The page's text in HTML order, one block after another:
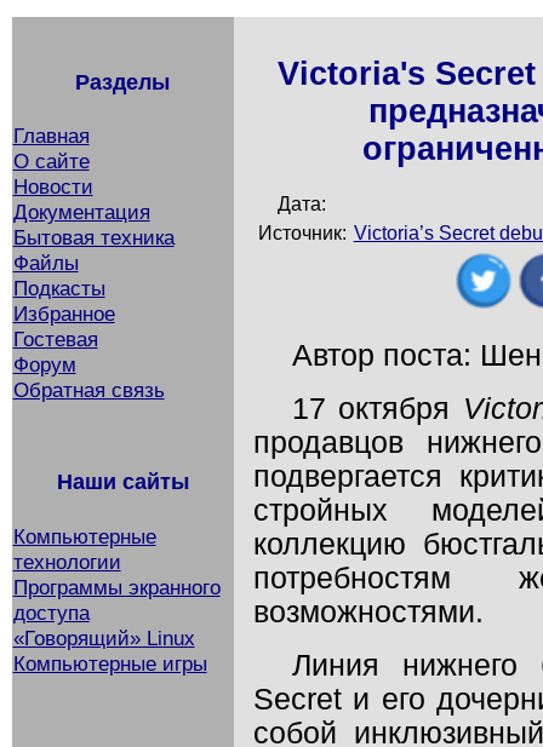
Разделы
Главная
О сайте
Новости
Документация
Бытовая техника
Файлы
Подкасты
Избранное
Гостевая
Форум
Обратная связь
Наши сайты
Компьютерные
технологии
Программы экранного
доступа
«Говорящий» Linux
Компьютерные игры
Victoria's
Дата:
Источник: Victoria’s Secret
Автор поста:
17 октября
продавцов
подвергается
стройных
коллекцию
потребностям
возможностями.
Линия нижнего
Secret и его
собой